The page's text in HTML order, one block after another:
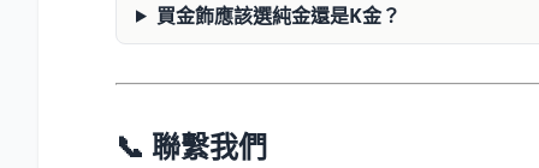
買金飾應該選純金還是K金？
📞 聯繫我們